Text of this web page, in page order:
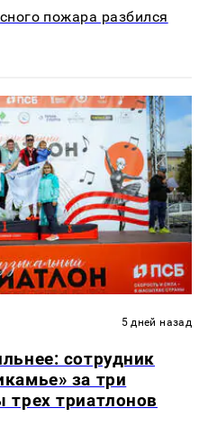
пожара разбился
5 дней назад
сотрудник
за три
трех триатлонов